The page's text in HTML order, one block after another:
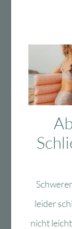
Kostenloser
Versand in D
ab 99 €
Das
leider
nicht